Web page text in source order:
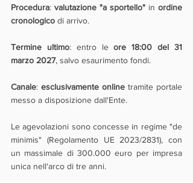
Procedura: valutazione "a sportello" in ordine
cronologico di arrivo.
Termine ultimo: entro le ore 18:00 del 31
marzo 2027, salvo esaurimento fondi.
Canale: esclusivamente online tramite portale
messo a disposizione dall'Ente.
Le agevolazioni sono concesse in regime "de
minimis" (Regolamento UE 2023/2831), con
un massimale di 300.000 euro per impresa
unica nell'arco di tre anni.